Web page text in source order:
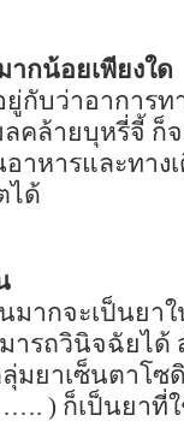
กน้อยเพียงใด
กับว่าอาการท
คล้ายบุหรี่จี้ ก็
อาหารและทา
ได้
มากจะเป็นยา
ารถวินิจฉัยได้
มยาเซ็นตาโซ
) ก็เป็นยาที่